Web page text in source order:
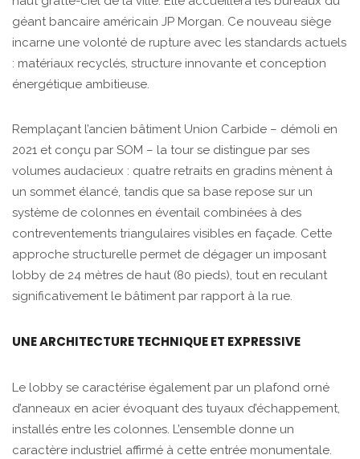
géant bancaire américain JP Morgan. Ce nouveau siège
incarne une volonté de rupture avec les standards actuels
: matériaux recyclés, structure innovante et conception
énergétique ambitieuse.
Remplaçant l’ancien bâtiment Union Carbide – démoli en
2021 et conçu par SOM – la tour se distingue par ses
volumes audacieux : quatre retraits en gradins mènent à
un sommet élancé, tandis que sa base repose sur un
système de colonnes en éventail combinées à des
contreventements triangulaires visibles en façade. Cette
approche structurelle permet de dégager un imposant
lobby de 24 mètres de haut (80 pieds), tout en reculant
significativement le bâtiment par rapport à la rue.
UNE ARCHITECTURE TECHNIQUE ET EXPRESSIVE
Le lobby se caractérise également par un plafond orné
d’anneaux en acier évoquant des tuyaux d’échappement,
installés entre les colonnes. L’ensemble donne un
caractère industriel affirmé à cette entrée monumentale.